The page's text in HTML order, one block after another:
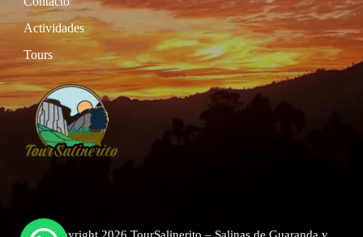
Actividades
Tours
© Copyright 2026 TourSalinerito – Salinas de Guaranda y